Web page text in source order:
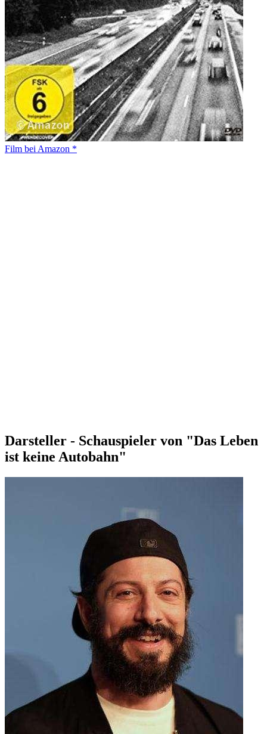
Film bei Amazon *
Darsteller - Schauspieler von "Das Leben
ist keine Autobahn"